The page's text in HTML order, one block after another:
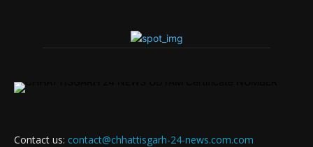
Contact us: contact@chhattisgarh-24-news.com.com